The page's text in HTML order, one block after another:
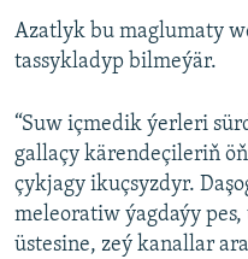
Azatlyk bu maglumaty
tassykladyp bilmeýär.
“Suw içmedik ýerleri
gallaçy kärendeçileriň
çykjagy ikuçsyzdyr.
meleoratiw ýagdaýy
üstesine, zeý kanallar